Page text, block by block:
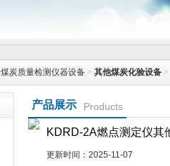
煤炭质量检测仪器设备 > 其他煤炭化验设备
产品展示 Products
KDRD-2A燃点测定仪其
更新时间： 2025-11-07